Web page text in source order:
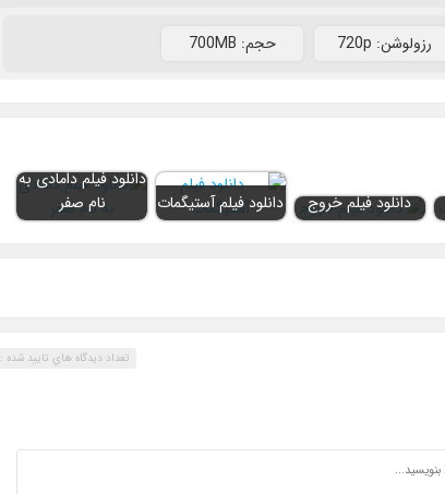
رزولوشن: 720p حجم: 700MB
دانلود فیلم خروج دانلود فیلم آستیگمات
دانلود فیلم دامادی به
نام صفر
تعداد ديدگاه هاي تاييد شده :